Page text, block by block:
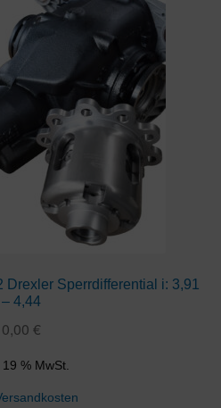
Drexler Sperrdifferential i: 3,91
– 4,44
0,00 €
% MwSt.